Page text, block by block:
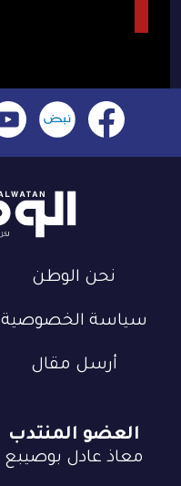
نحن الوطن
سياسة الخصوصية
أرسل مقال
العضو المنتدب
معاذ عادل بوصيبع